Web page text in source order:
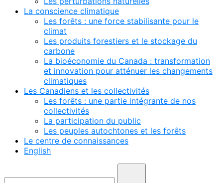
La conscience climatique
Les forêts : une force stabilisante pour le
climat
Les produits forestiers et le stockage du
carbone
La bioéconomie du Canada : transformation
et innovation pour atténuer les changements
climatiques
Les Canadiens et les collectivités
Les forêts : une partie intégrante de nos
collectivités
La participation du public
Les peuples autochtones et les forêts
Le centre de connaissances
English